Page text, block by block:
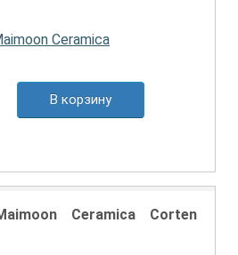
Ceramica
В корзину
Ceramica Corten